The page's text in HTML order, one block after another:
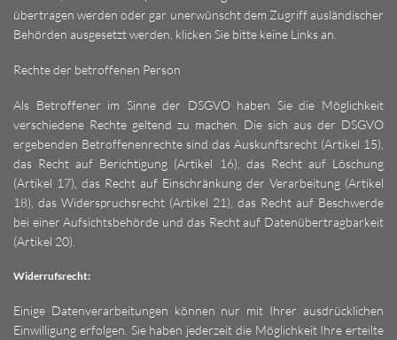
übertragen werden oder gar unerwünscht dem Zugriff ausländischer
Behörden ausgesetzt werden, klicken Sie bitte keine Links an.
Rechte der betroffenen Person
Als Betroffener im Sinne der DSGVO haben Sie die Möglichkeit
verschiedene Rechte geltend zu machen. Die sich aus der DSGVO
ergebenden Betroffenenrechte sind das Auskunftsrecht (Artikel 15),
das Recht auf Berichtigung (Artikel 16), das Recht auf Löschung
(Artikel 17), das Recht auf Einschränkung der Verarbeitung (Artikel
18), das Widerspruchsrecht (Artikel 21), das Recht auf Beschwerde
bei einer Aufsichtsbehörde und das Recht auf Datenübertragbarkeit
(Artikel 20).
Widerrufsrecht:
Einige Datenverarbeitungen können nur mit Ihrer ausdrücklichen
Einwilligung erfolgen. Sie haben jederzeit die Möglichkeit Ihre erteilte